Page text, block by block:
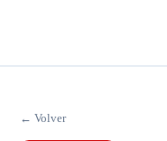
← Volver